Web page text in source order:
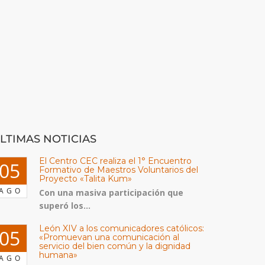
NOTICIAS
El Centro CEC realiza el 1° Encuentro
Formativo de Maestros Voluntarios del
Proyecto «Talita Kum»
Con una masiva participación que
superó los...
León XIV a los comunicadores católicos:
«Promuevan una comunicación al
servicio del bien común y la dignidad
humana»